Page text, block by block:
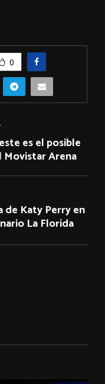
0
es el posible
Arena
Katy Perry en
La Florida